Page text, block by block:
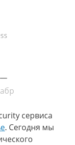
—
сервиса
. Сегодня мы